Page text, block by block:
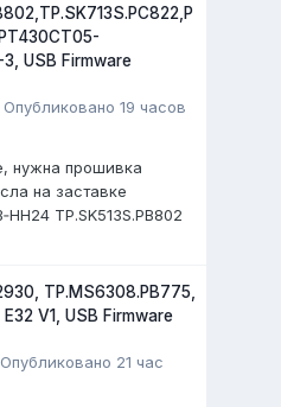
3, USB Firmware
Опубликовано19 часов
нужна прошивка
на заставке
TP.SK513S.PB802
TP.MS6308.PB775,
V1, USB Firmware
Опубликовано 21 час